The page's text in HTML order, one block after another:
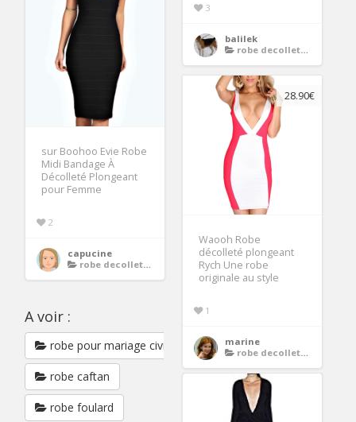
3
balilek
robe decollete plongeant
sur Boohoo Evie Robe
Midi Bandage À
Décolleté Plongeant
pour Femme
2
capucine
robe decollete plongeant
28.90€
Waooh Robe
décolleté plongeant
Rych Une robe
originale au style
1
marine
robe decollete plongeant
A voir :
robe pour mariage civil
robe caftan
robe foulard